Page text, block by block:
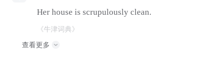
Her house is scrupulously clean.
《牛津词典》
查看更多